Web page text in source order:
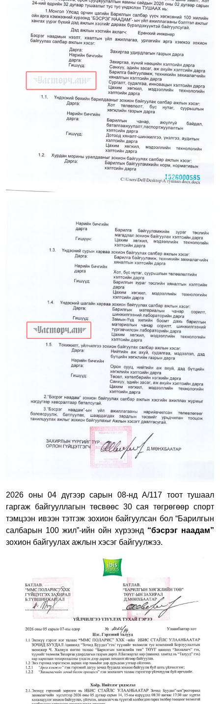
2026 оны 04 дүгээр сарын 08-нд А/117 тоот тушаал
гаргаж байгууллагын төсвөөс 30 сая төгрөгөөр спорт
тэмцээн ивээн тэтгэж зохион байгуулсан бол “Барилгын
салбарын 100 жил”-ийн ойн хүрээнд “бэсрэг наадам”
зохион байгуулах ажлын хэсэг байгуулжээ.